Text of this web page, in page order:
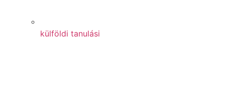
külföldi tanulási